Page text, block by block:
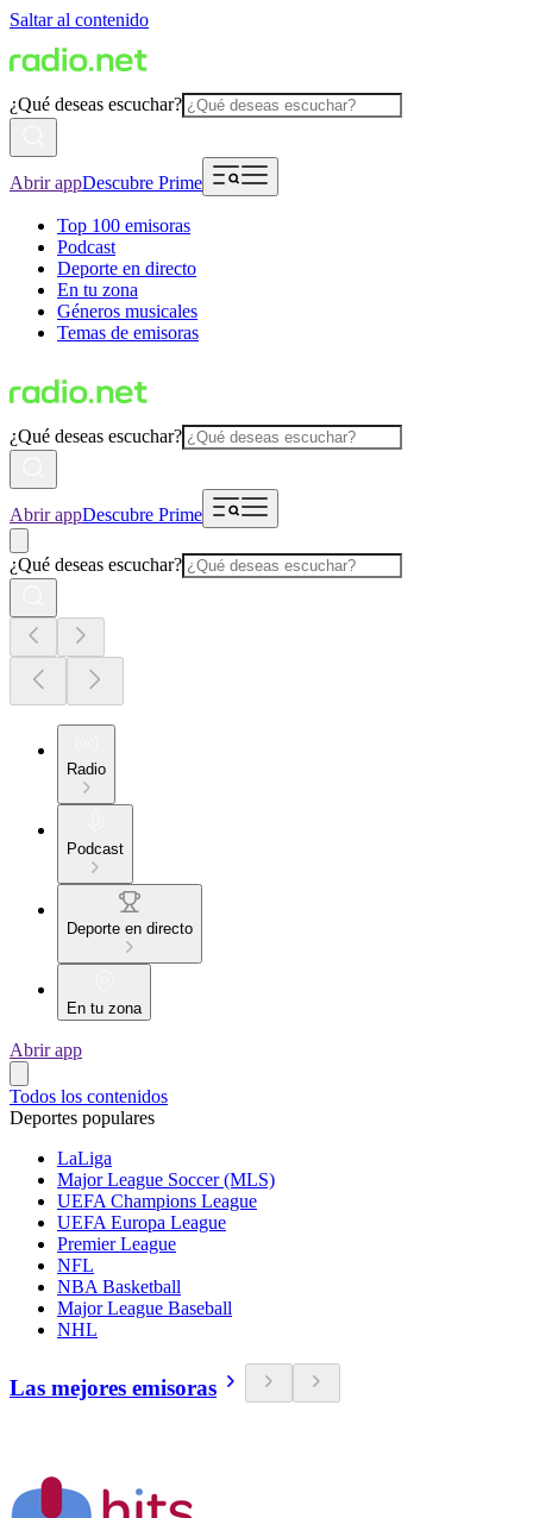
Saltar al contenido
¿Qué deseas escuchar?
Abrir appDescubre Prime
Top 100 emisoras
Podcast
Deporte en directo
En tu zona
Géneros musicales
Temas de emisoras
¿Qué deseas escuchar?
Abrir appDescubre Prime
¿Qué deseas escuchar?
Radio
Podcast
Deporte en directo
En tu zona
Abrir app
Todos los contenidos
Deportes populares
LaLiga
Major League Soccer (MLS)
UEFA Champions League
UEFA Europa League
Premier League
NFL
NBA Basketball
Major League Baseball
NHL
Las mejores emisoras